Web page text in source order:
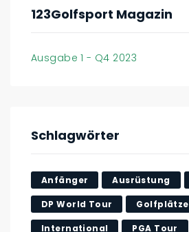
123Golfsport Magazin
Ausgabe 1 - Q4 2023
Schlagwörter
Anfänger Ausrüstung
DP World Tour Golfplätze
International PGA Tour